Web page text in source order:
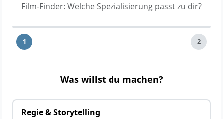
Film-Finder: Welche Spezialisierung passt zu dir?
1 2
Was willst du machen?
Regie & Storytelling